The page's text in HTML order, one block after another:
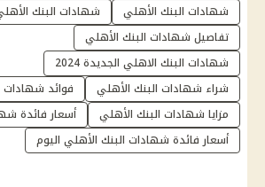
شهادات البنك الأهلي
شهادات البنك الأهلي
تفاصيل شهادات البنك الأهلي
شهادات البنك الاهلي الجديدة 2024
شراء شهادات البنك الأهلي
فوائد شهادات
مزايا شهادات البنك الأهلي
أسعار فائدة
أسعار فائدة شهادات البنك الأهلي اليوم